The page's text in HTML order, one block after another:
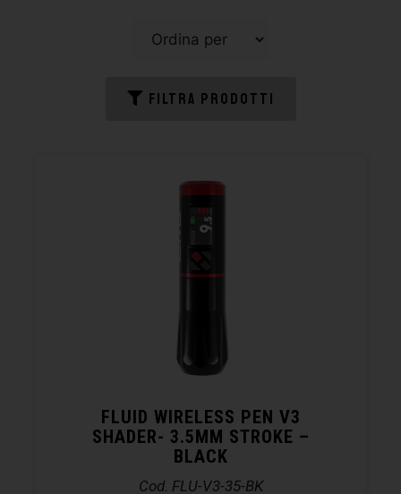
FILTRA PRODOTTI
FLUID WIRELESS PEN V3
SHADER- 3.5MM STROKE –
BLACK
Cod. FLU-V3-35-BK